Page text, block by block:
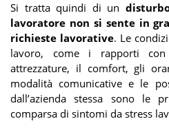
Si tratta quindi di un
lavoratore non si sente in
richieste lavorative. Le
lavoro, come i rapporti
attrezzature, il comfort, gli
modalità comunicative e le
dall’azienda stessa sono le
comparsa di sintomi da stress